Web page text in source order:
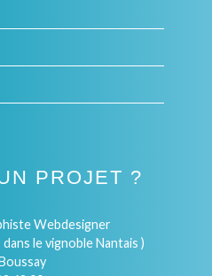
PROJET ?
Webdesigner
dans le vignoble Nantais )